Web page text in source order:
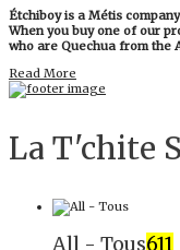
Étchiboy is a Métis
When you buy one of our
who are Quechua from the
Read More
La T'chite
All - Tous611